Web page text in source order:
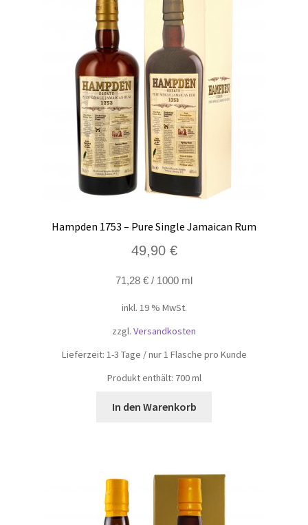
Hampden 1753 – Pure Single Jamaican Rum
49,90 €
71,28 € / 1000 ml
inkl. 19 % MwSt.
zzgl. Versandkosten
Lieferzeit: 1-3 Tage / nur 1 Flasche pro Kunde
Produkt enthält: 700ml
In den Warenkorb